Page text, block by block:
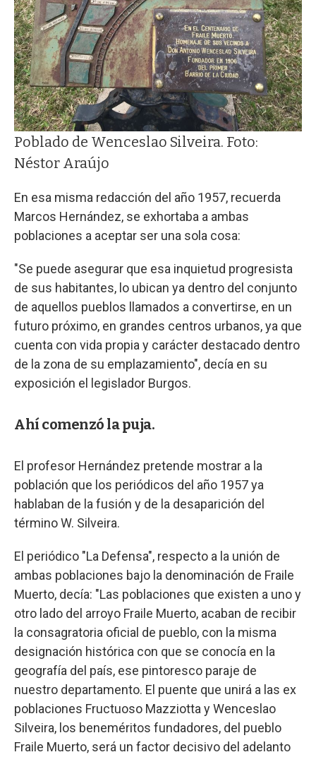
Poblado de Wenceslao Silveira. Foto:
Néstor Araújo
En esa misma redacción del año 1957, recuerda
Marcos Hernández, se exhortaba a ambas
poblaciones a aceptar ser una sola cosa:
"Se puede asegurar que esa inquietud progresista
de sus habitantes, lo ubican ya dentro del conjunto
de aquellos pueblos llamados a convertirse, en un
futuro próximo, en grandes centros urbanos, ya que
cuenta con vida propia y carácter destacado dentro
de la zona de su emplazamiento", decía en su
exposición el legislador Burgos.
Ahí comenzó la puja.
El profesor Hernández pretende mostrar a la
población que los periódicos del año 1957 ya
hablaban de la fusión y de la desaparición del
término W. Silveira.
El periódico "La Defensa", respecto a la unión de
ambas poblaciones bajo la denominación de Fraile
Muerto, decía: "Las poblaciones que existen a uno y
otro lado del arroyo Fraile Muerto, acaban de recibir
la consagratoria oficial de pueblo, con la misma
designación histórica con que se conocía en la
geografía del país, ese pintoresco paraje de
nuestro departamento. El puente que unirá a las ex
poblaciones Fructuoso Mazziotta y Wenceslao
Silveira, los beneméritos fundadores, del pueblo
Fraile Muerto, será un factor decisivo del adelanto